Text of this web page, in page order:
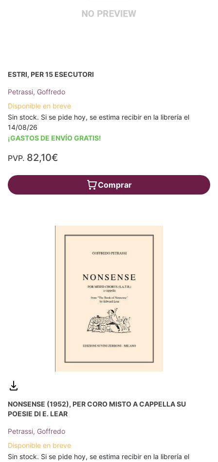
ESTRI, PER 15 ESECUTORI
Petrassi, Goffredo
Disponible en breve
Sin stock. Si se pide hoy, se estima recibir en la librería el
14/08/26
¡GASTOS DE ENVÍO GRATIS!
PVP. 82,10€
Comprar
NONSENSE (1952), PER CORO MISTO A CAPPELLA SU
POESIE DI E. LEAR
Petrassi, Goffredo
Disponible en breve
Sin stock. Si se pide hoy, se estima recibir en la librería el